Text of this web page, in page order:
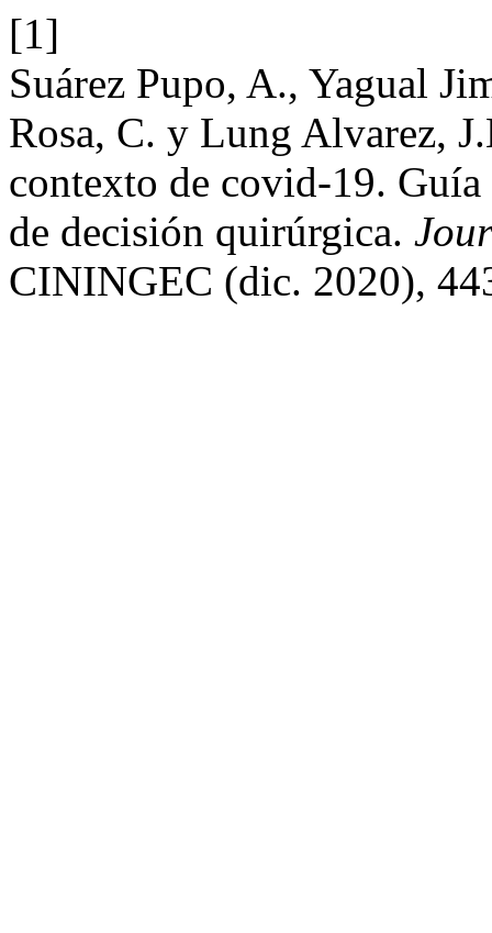
[1]
Suárez Pupo, A., Yagual
Rosa, C. y Lung Alvarez,
contexto de covid-19.
de decisión quirúrgica.
CININGEC (dic. 2020),